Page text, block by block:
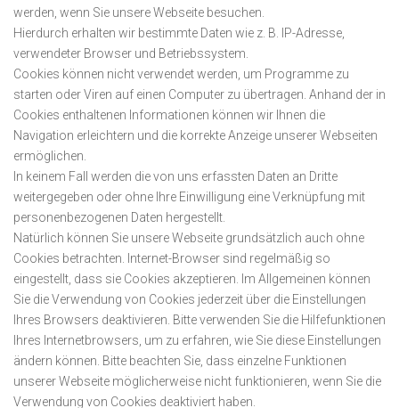
werden, wenn Sie unsere Webseite besuchen.
Hierdurch erhalten wir bestimmte Daten wie z. B. IP-Adresse,
verwendeter Browser und Betriebssystem.
Cookies können nicht verwendet werden, um Programme zu
starten oder Viren auf einen Computer zu übertragen. Anhand der in
Cookies enthaltenen Informationen können wir Ihnen die
Navigation erleichtern und die korrekte Anzeige unserer Webseiten
ermöglichen.
In keinem Fall werden die von uns erfassten Daten an Dritte
weitergegeben oder ohne Ihre Einwilligung eine Verknüpfung mit
personenbezogenen Daten hergestellt.
Natürlich können Sie unsere Webseite grundsätzlich auch ohne
Cookies betrachten. Internet-Browser sind regelmäßig so
eingestellt, dass sie Cookies akzeptieren. Im Allgemeinen können
Sie die Verwendung von Cookies jederzeit über die Einstellungen
Ihres Browsers deaktivieren. Bitte verwenden Sie die Hilfefunktionen
Ihres Internetbrowsers, um zu erfahren, wie Sie diese Einstellungen
ändern können. Bitte beachten Sie, dass einzelne Funktionen
unserer Webseite möglicherweise nicht funktionieren, wenn Sie die
Verwendung von Cookies deaktiviert haben.